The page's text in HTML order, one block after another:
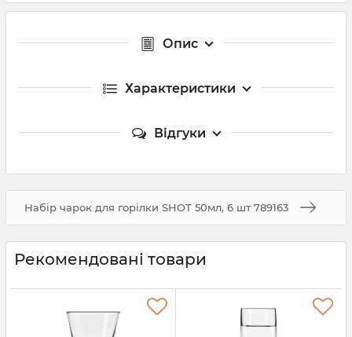
Опис
Характеристики
Відгуки
Набір чарок для горілки SHOT 50мл, 6 шт 789163
Рекомендовані товари